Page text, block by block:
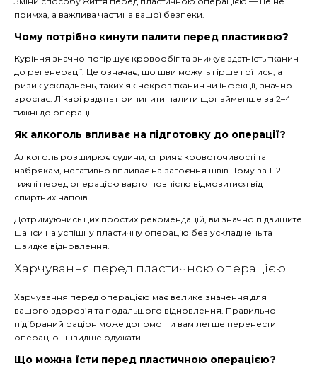
примха, а важлива частина вашої безпеки.
Чому потрібно кинути палити перед пластикою?
Куріння значно погіршує кровообіг та знижує здатність тканин
до регенерації. Це означає, що шви можуть гірше гоїтися, а
ризик ускладнень, таких як некроз тканин чи інфекції, значно
зростає. Лікарі радять припинити палити щонайменше за 2–4
тижні до операції.
Як алкоголь впливає на підготовку до операції?
Алкоголь розширює судини, сприяє кровоточивості та
набрякам, негативно впливає на загоєння швів. Тому за 1–2
тижні перед операцією варто повністю відмовитися від
спиртних напоїв.
Дотримуючись цих простих рекомендацій, ви значно підвищите
шанси на успішну пластичну операцію без ускладнень та
швидке відновлення.
Харчування перед пластичною операцією
Харчування перед операцією має велике значення для
вашого здоров’я та подальшого відновлення. Правильно
підібраний раціон може допомогти вам легше перенести
операцію і швидше одужати.
Що можна їсти перед пластичною операцією?